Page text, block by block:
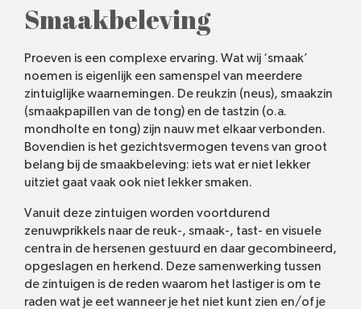
Smaakbeleving
Proeven is een complexe ervaring. Wat wij ‘smaak’
noemen is eigenlijk een samenspel van meerdere
zintuiglijke waarnemingen. De reukzin (neus), smaakzin
(smaakpapillen van de tong) en de tastzin (o.a.
mondholte en tong) zijn nauw met elkaar verbonden.
Bovendien is het gezichtsvermogen tevens van groot
belang bij de smaakbeleving: iets wat er niet lekker
uitziet gaat vaak ook niet lekker smaken.
Vanuit deze zintuigen worden voortdurend
zenuwprikkels naar de reuk-, smaak-, tast- en visuele
centra in de hersenen gestuurd en daar gecombineerd,
opgeslagen en herkend. Deze samenwerking tussen
de zintuigen is de reden waarom het lastiger is om te
raden wat je eet wanneer je het niet kunt zien en/of je